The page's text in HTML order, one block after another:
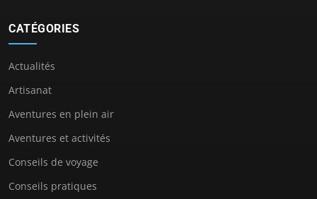
CATÉGORIES
Actualités
Artisanat
Aventures en plein air
Aventures et activités
Conseils de voyage
Conseils pratiques